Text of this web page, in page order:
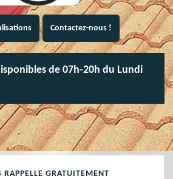
Contactez-nous !
de 07h-20h du Lundi
RAPPELLE GRATUITEMENT